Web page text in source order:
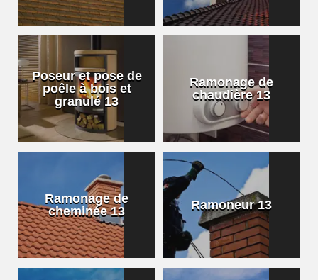
Poseur et pose de
poêle à bois et
granulé 13
Ramonage de
chaudière 13
Ramonage de
cheminée 13
Ramoneur 13